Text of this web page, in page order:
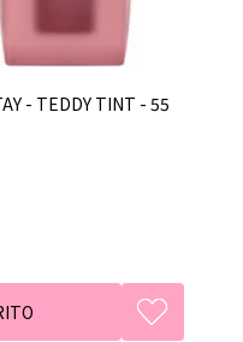
- TEDDY TINT - 55